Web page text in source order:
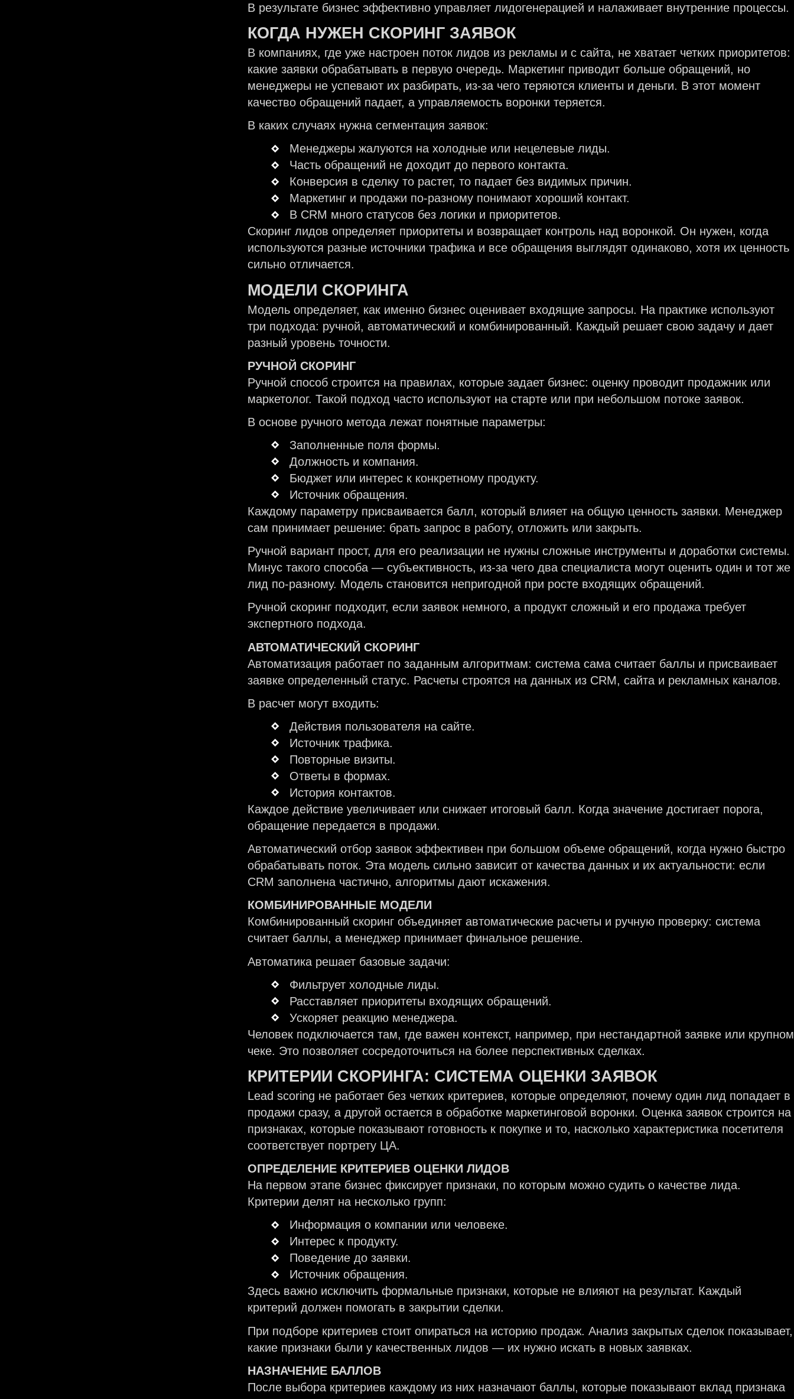
В результате бизнес эффективно управляет лидогенерацией и налаживает внутренние процессы.
КОГДА НУЖЕН СКОРИНГ ЗАЯВОК
В компаниях, где уже настроен поток лидов из рекламы и с сайта, не хватает четких приоритетов:
какие заявки обрабатывать в первую очередь. Маркетинг приводит больше обращений, но
менеджеры не успевают их разбирать, из-за чего теряются клиенты и деньги. В этот момент
качество обращений падает, а управляемость воронки теряется.
В каких случаях нужна сегментация заявок:
Менеджеры жалуются на холодные или нецелевые лиды.
Часть обращений не доходит до первого контакта.
Конверсия в сделку то растет, то падает без видимых причин.
Маркетинг и продажи по-разному понимают хороший контакт.
В CRM много статусов без логики и приоритетов.
Скоринг лидов определяет приоритеты и возвращает контроль над воронкой. Он нужен, когда
используются разные источники трафика и все обращения выглядят одинаково, хотя их ценность
сильно отличается.
МОДЕЛИ СКОРИНГА
Модель определяет, как именно бизнес оценивает входящие запросы. На практике используют
три подхода: ручной, автоматический и комбинированный. Каждый решает свою задачу и дает
разный уровень точности.
РУЧНОЙ СКОРИНГ
Ручной способ строится на правилах, которые задает бизнес: оценку проводит продажник или
маркетолог. Такой подход часто используют на старте или при небольшом потоке заявок.
В основе ручного метода лежат понятные параметры:
Заполненные поля формы.
Должность и компания.
Бюджет или интерес к конкретному продукту.
Источник обращения.
Каждому параметру присваивается балл, который влияет на общую ценность заявки. Менеджер
сам принимает решение: брать запрос в работу, отложить или закрыть.
Ручной вариант прост, для его реализации не нужны сложные инструменты и доработки системы.
Минус такого способа — субъективность, из-за чего два специалиста могут оценить один и тот же
лид по-разному. Модель становится непригодной при росте входящих обращений.
Ручной скоринг подходит, если заявок немного, а продукт сложный и его продажа требует
экспертного подхода.
АВТОМАТИЧЕСКИЙ СКОРИНГ
Автоматизация работает по заданным алгоритмам: система сама считает баллы и присваивает
заявке определенный статус. Расчеты строятся на данных из CRM, сайта и рекламных каналов.
В расчет могут входить:
Действия пользователя на сайте.
Источник трафика.
Повторные визиты.
Ответы в формах.
История контактов.
Каждое действие увеличивает или снижает итоговый балл. Когда значение достигает порога,
обращение передается в продажи.
Автоматический отбор заявок эффективен при большом объеме обращений, когда нужно быстро
обрабатывать поток. Эта модель сильно зависит от качества данных и их актуальности: если
CRM заполнена частично, алгоритмы дают искажения.
КОМБИНИРОВАННЫЕ МОДЕЛИ
Комбинированный скоринг объединяет автоматические расчеты и ручную проверку: система
считает баллы, а менеджер принимает финальное решение.
Автоматика решает базовые задачи:
Фильтрует холодные лиды.
Расставляет приоритеты входящих обращений.
Ускоряет реакцию менеджера.
Человек подключается там, где важен контекст, например, при нестандартной заявке или крупном
чеке. Это позволяет сосредоточиться на более перспективных сделках.
КРИТЕРИИ СКОРИНГА: СИСТЕМА ОЦЕНКИ ЗАЯВОК
Lead scoring не работает без четких критериев, которые определяют, почему один лид попадает в
продажи сразу, а другой остается в обработке маркетинговой воронки. Оценка заявок строится на
признаках, которые показывают готовность к покупке и то, насколько характеристика посетителя
соответствует портрету ЦА.
ОПРЕДЕЛЕНИЕ КРИТЕРИЕВ ОЦЕНКИ ЛИДОВ
На первом этапе бизнес фиксирует признаки, по которым можно судить о качестве лида.
Критерии делят на несколько групп:
Информация о компании или человеке.
Интерес к продукту.
Поведение до заявки.
Источник обращения.
Здесь важно исключить формальные признаки, которые не влияют на результат. Каждый
критерий должен помогать в закрытии сделки.
При подборе критериев стоит опираться на историю продаж. Анализ закрытых сделок показывает,
какие признаки были у качественных лидов — их нужно искать в новых заявках.
НАЗНАЧЕНИЕ БАЛЛОВ
После выбора критериев каждому из них назначают баллы, которые показывают вклад признака